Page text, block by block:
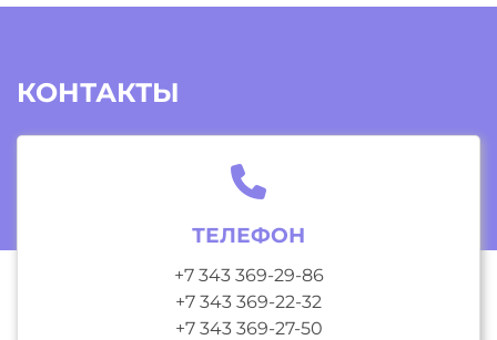
КОНТАКТЫ
ТЕЛЕФОН
+7 343 369-29-86
+7 343 369-22-32
+7 343 369-27-50